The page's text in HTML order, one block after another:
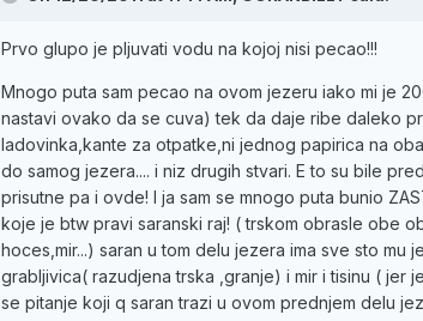
Prvo glupo je pljuvati vodu na kojoj nisi pecao!!!
Mnogo puta sam pecao na ovom jezeru iako mi je
nastavi ovako da se cuva) tek da daje ribe daleko
ladovinka,kante za otpatke,ni jednog papirica na
do samog jezera.... i niz drugih stvari. E to su bile
prisutne pa i ovde! I ja sam se mnogo puta bunio
koje je btw pravi saranski raj! ( trskom obrasle obe
hoces,mir...) saran u tom delu jezera ima sve sto
grabljivica( razudjena trska ,granje) i mir i tisinu (
se pitanje koji q saran trazi u ovom prednjem delu